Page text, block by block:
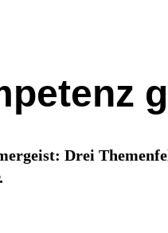
Drei